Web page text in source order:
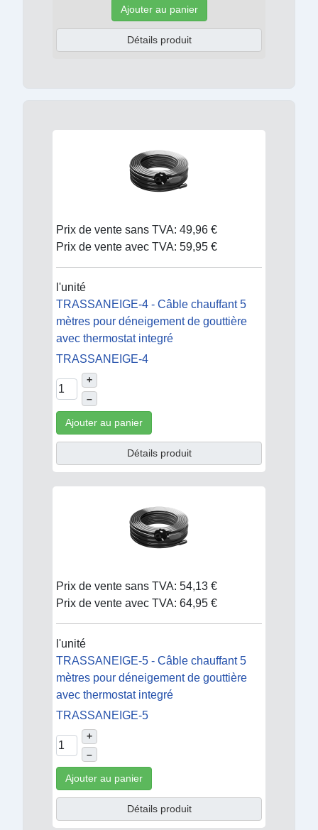
Ajouter au panier
Détails produit
Prix de vente sans TVA: 49,96 €
Prix de vente avec TVA: 59,95 €
l'unité
TRASSANEIGE-4 - Câble chauffant 5
mètres pour déneigement de gouttière
avec thermostat integré
TRASSANEIGE-4
+
–
Ajouter au panier
Détails produit
Prix de vente sans TVA: 54,13 €
Prix de vente avec TVA: 64,95 €
l'unité
TRASSANEIGE-5 - Câble chauffant 5
mètres pour déneigement de gouttière
avec thermostat integré
TRASSANEIGE-5
+
–
Ajouter au panier
Détails produit